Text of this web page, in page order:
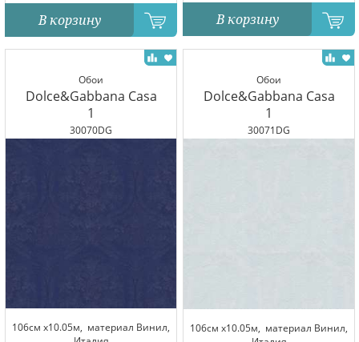
В корзину В корзину
Обои
Dolce&Gabbana Casa
1
30070DG
106см x10.05м, материал Винил,
Обои
Dolce&Gabbana Casa
1
30071DG
106см x10.05м, материал Винил,